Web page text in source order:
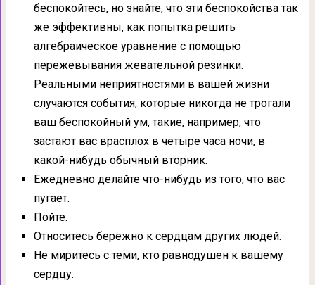
беспокойтесь, но знайте, что эти беспокойства так
же эффективны, как попытка решить
алгебраическое уравнение с помощью
пережевывания жевательной резинки.
Реальными неприятностями в вашей жизни
случаются события, которые никогда не трогали
ваш беспокойный ум, такие, например, что
застают вас врасплох в четыре часа ночи, в
какой-нибудь обычный вторник.
Ежедневно делайте что-нибудь из того, что вас
пугает.
Пойте.
Относитесь бережно к сердцам других людей.
Не миритесь с теми, кто равнодушен к вашему
сердцу.